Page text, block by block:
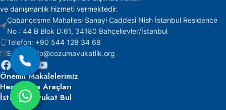
ve danışmanlık hizmeti vermektedir.
Çobançeşme Mahallesi Sanayi Caddesi Nish İstanbul Residence
No : 44 B Blok D:61, 34180 Bahçelievler/İstanbul
Telefon: +90 544 129 34 68
E-mail:
info@cozumavukatlik.org
ÖnemliMakalelerimiz
Hesaplama Araçları
İstanbul Avukat Bul